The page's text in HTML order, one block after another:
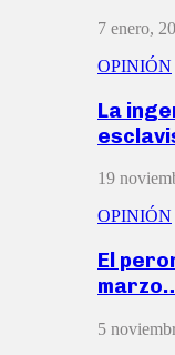
7 enero,
OPINIÓN
La
19
OPINIÓN
El
5